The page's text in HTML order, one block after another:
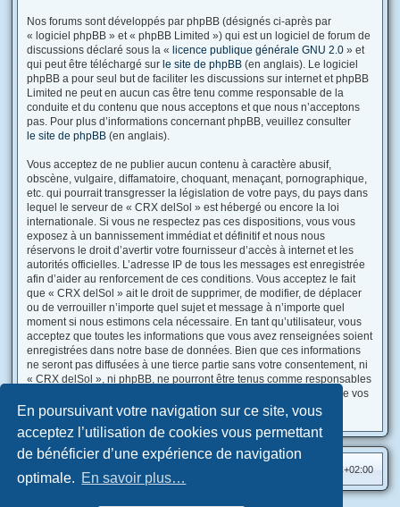
En poursuivant votre navigation sur ce site, vous
acceptez l’utilisation de cookies vous permettant
de bénéficier d’une expérience de navigation
optimale. En savoir plus…
Nos forums sont développés par phpBB (désignés ci-après par
« logiciel phpBB » et « phpBB Limited ») qui est un logiciel de forum de
discussions déclaré sous la « licence publique générale GNU 2.0 » et
qui peut être téléchargé sur le site de phpBB (en anglais). Le logiciel
phpBB a pour seul but de faciliter les discussions sur internet et phpBB
Limited ne peut en aucun cas être tenu comme responsable de la
conduite et du contenu que nous acceptons et que nous n’acceptons
pas. Pour plus d’informations concernant phpBB, veuillez consulter
le site de phpBB (en anglais).
Vous acceptez de ne publier aucun contenu à caractère abusif,
obscène, vulgaire, diffamatoire, choquant, menaçant, pornographique,
etc. qui pourrait transgresser la législation de votre pays, du pays dans
lequel le serveur de « CRX delSol » est hébergé ou encore la loi
internationale. Si vous ne respectez pas ces dispositions, vous vous
exposez à un bannissement immédiat et définitif et nous nous
réservons le droit d’avertir votre fournisseur d’accès à internet et les
autorités officielles. L’adresse IP de tous les messages est enregistrée
afin d’aider au renforcement de ces conditions. Vous acceptez le fait
que « CRX delSol » ait le droit de supprimer, de modifier, de déplacer
ou de verrouiller n’importe quel sujet et message à n’importe quel
moment si nous estimons cela nécessaire. En tant qu’utilisateur, vous
acceptez que toutes les informations que vous avez renseignées soient
enregistrées dans notre base de données. Bien que ces informations
ne seront pas diffusées à une tierce partie sans votre consentement, ni
« CRX delSol », ni phpBB, ne pourront être tenus comme responsables
en cas de tentative de piratage informatique visant à compromettre vos
données.
UTC+02:00